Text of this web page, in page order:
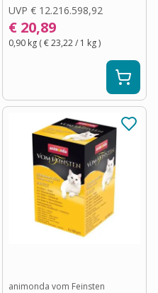
UVP € 12.216.598,92
€ 20,89
0,90 kg (€ 23,22/ 1 kg)
animonda vom Feinsten